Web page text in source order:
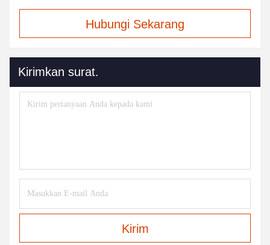
Hubungi Sekarang
Kirimkan surat.
Kirim